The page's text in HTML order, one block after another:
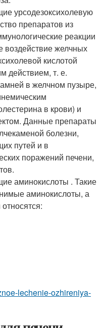
урсодезоксихолевую
препаратов из
реакции
воздействие желчных
кислотой
действием, т. е.
в желчном пузыре,
в крови) и
Данные препараты
болезни,
путей и в
поражений печени,
аминокислоты . Такие
аминокислоты, а
lechenie-ozhireniya-